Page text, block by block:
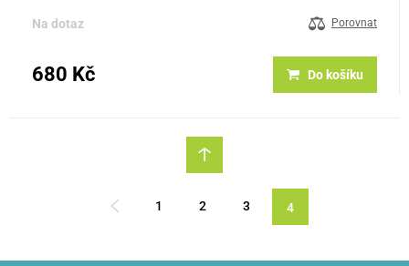
Na dotaz Porovnat
680 Kč Do košíku
1 2 3 4